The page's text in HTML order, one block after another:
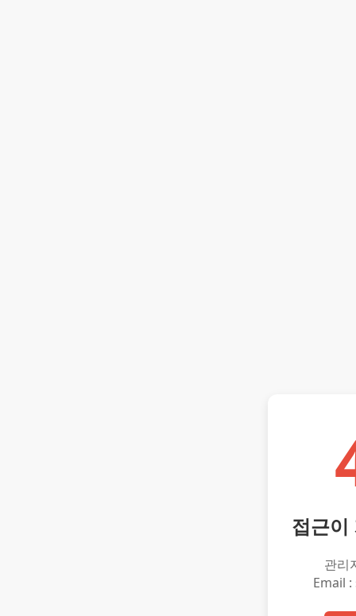
접근이
관리
Email